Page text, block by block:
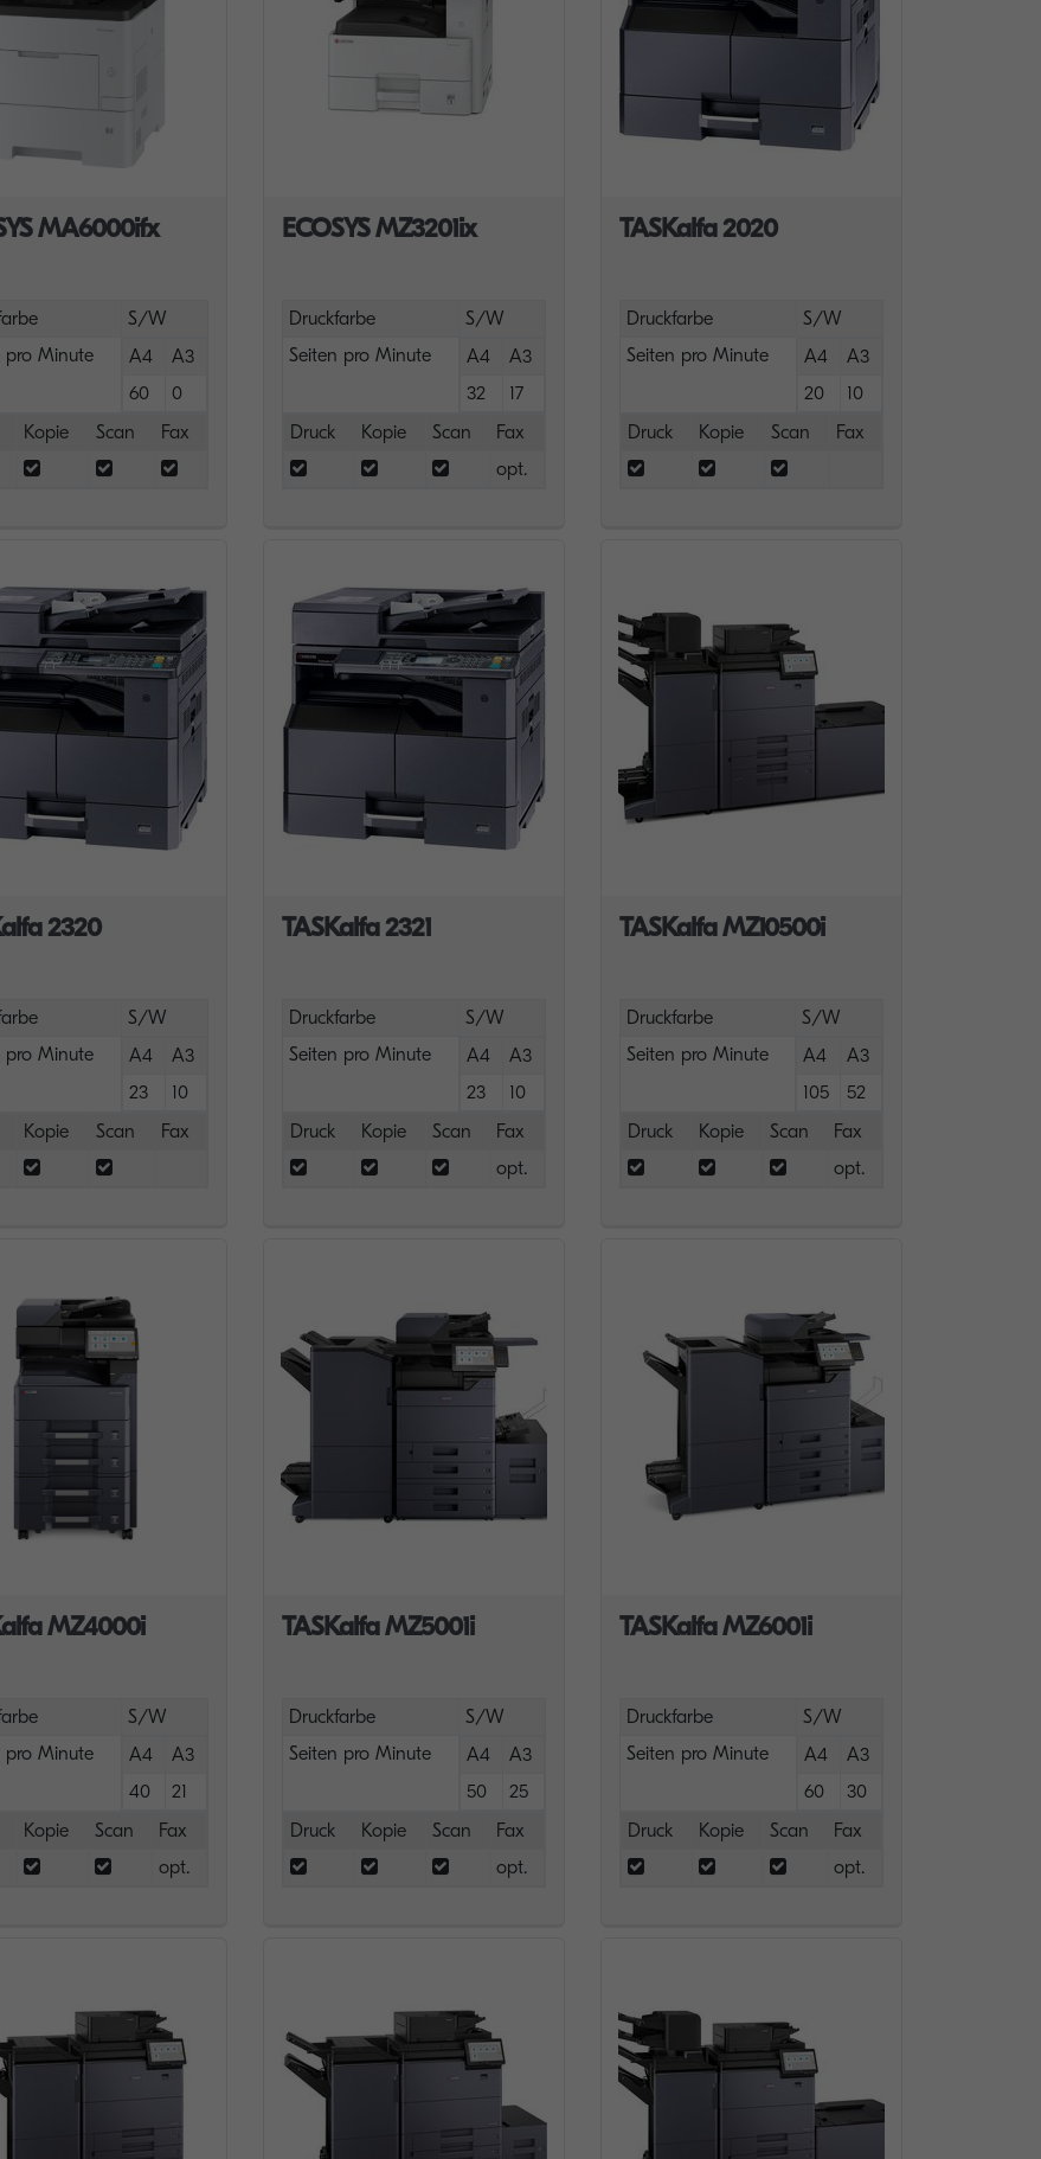
MA6000ifx
S/W
pro Minute
A4
A3
60
0
Kopie Scan Fax
ECOSYS MZ3201ix
Druckfarbe
S/W
Seiten pro Minute
A4
A3
32
17
Druck
Kopie Scan
Fax
opt.
TASKalfa 2020
Druckfarbe
S/W
Seiten pro Minute
A4
A3
20
10
Druck
Kopie Scan Fax
2320
S/W
pro Minute
A4
A3
23
10
Kopie Scan Fax
TASKalfa 2321
Druckfarbe
S/W
Seiten pro Minute
A4
A3
23
10
Druck
Kopie Scan
Fax
opt.
TASKalfa MZ10500i
Druckfarbe
S/W
Seiten pro Minute
A4
A3
105
52
Druck
Kopie Scan
Fax
opt.
MZ4000i
S/W
pro Minute
A4
A3
40
21
Kopie Scan
Fax
opt.
TASKalfa MZ5001i
Druckfarbe
S/W
Seiten pro Minute
A4
A3
50
25
Druck
Kopie Scan
Fax
opt.
TASKalfa MZ6001i
Druckfarbe
S/W
Seiten pro Minute
A4
A3
60
30
Druck
Kopie Scan
Fax
opt.